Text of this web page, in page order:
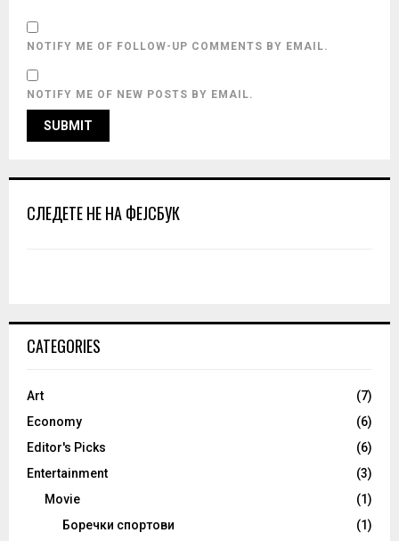
NOTIFY ME OF FOLLOW-UP COMMENTS BY EMAIL.
NOTIFY ME OF NEW POSTS BY EMAIL.
СЛЕДЕТЕ НЕ НА ФЕЈСБУК
CATEGORIES
Art
(7)
Economy
(6)
Editor's Picks
(6)
Entertainment
(3)
Movie
(1)
Боречки спортови
(1)